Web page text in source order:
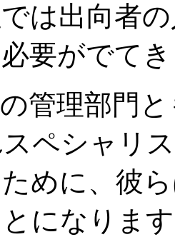
は出向者
要がでて
管理部門と
ペシャリ
めに、彼
になりま